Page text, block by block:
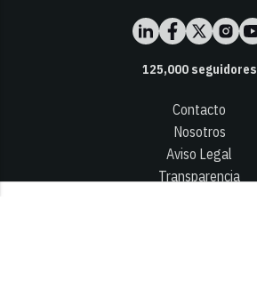
125,000seguidores
Contacto
Nosotros
Aviso Legal
Transparencia